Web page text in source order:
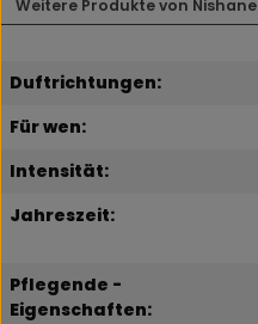
Weitere Produkte von Nishane
Duftrichtungen:
Für wen:
Intensität:
Jahreszeit:
Pflegende -
Eigenschaften: